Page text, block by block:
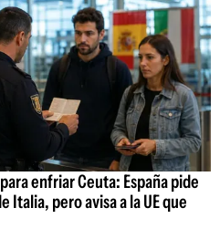
enfriar Ceuta: España pide
Italia, pero avisa a la UE que